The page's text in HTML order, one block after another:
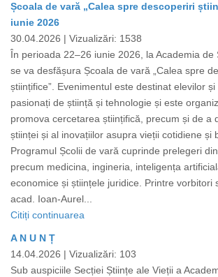
Școala de vară „Calea spre descoperiri
iunie 2026
30.04.2026 | Vizualizări: 1538
În perioada 22–26 iunie 2026, la Academia de
se va desfășura Școala de vară „Calea spre
științifice”. Evenimentul este destinat elevilor
pasionați de știință și tehnologie și este
promova cercetarea științifică, precum și de a
științei și al inovațiilor asupra vieții cotidiene și
Programul Școlii de vară cuprinde prelegeri
precum medicina, ingineria, inteligența
economice și științele juridice. Printre vorbitori
acad. Ioan-Aurel...
Citiți continuarea
A N U N Ț
14.04.2026 | Vizualizări: 103
Sub auspiciile Secției Științe ale Vieții a